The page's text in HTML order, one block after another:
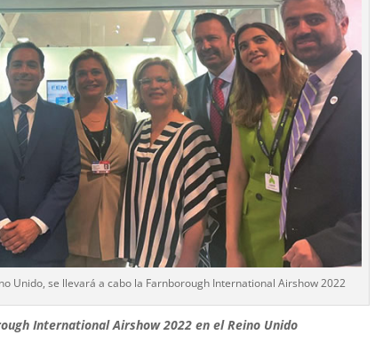
Unido, se llevará a cabo la Farnborough International Airshow 2022
International Airshow 2022 en el Reino Unido